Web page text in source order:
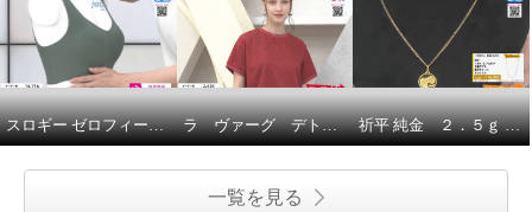
スロギー ゼロフィール エブリデイ ハーフトップブラ ３枚セット ラ ヴァーグ デトワール さりげなく決まる デイリーにもお出かけにも カットジャガード 上品プルオーバー 祈平 純金 ２．５ｇ ＰＡＭＰ社製 バラの妖精 リバーシブルコイン ペンダントトップ
一覧を見る